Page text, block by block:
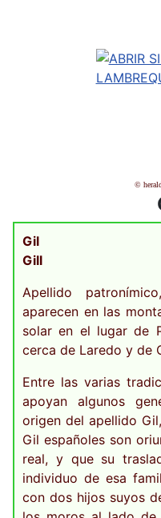
©
Gil
Gill
Apellido
aparecen en las
solar en el lugar de
cerca de Laredo y de
Entre las varias
apoyan algunos
origen del apellido
Gil españoles son
real, y que su
individuo de esa
con dos hijos suyos